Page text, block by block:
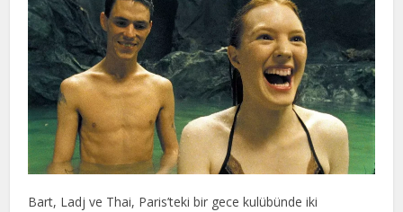
Bart, Ladj ve Thai, Paris’teki bir gece kulübünde iki